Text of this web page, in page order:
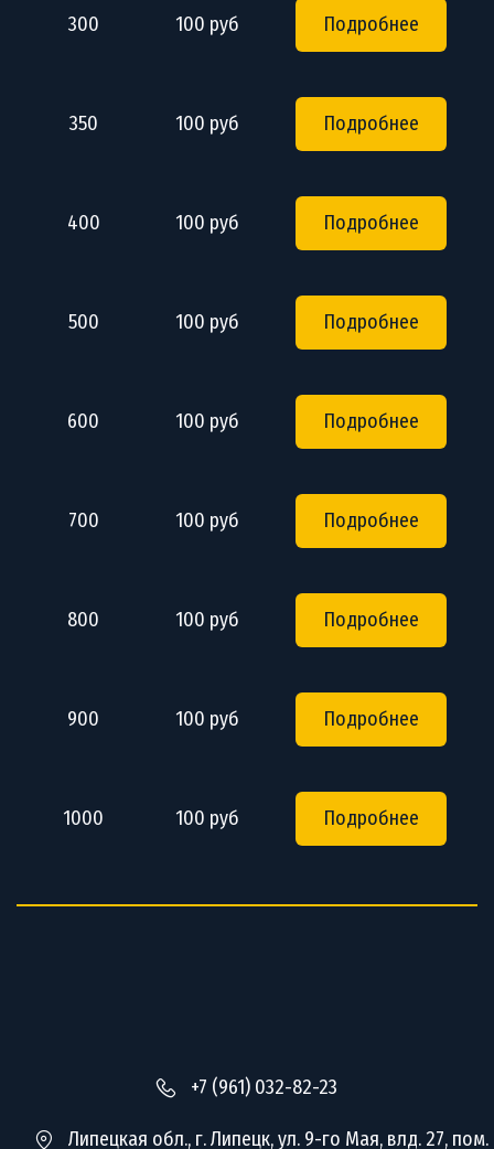
300 100 руб Подробнее
350 100 руб Подробнее
400 100 руб Подробнее
500 100 руб Подробнее
600 100 руб Подробнее
700 100 руб Подробнее
800 100 руб Подробнее
900 100 руб Подробнее
1000 100 руб Подробнее
Липецкая обл., г. Липецк,ул. 9-го Мая, влд. 27, пом.
+7 (961) 032-82-23